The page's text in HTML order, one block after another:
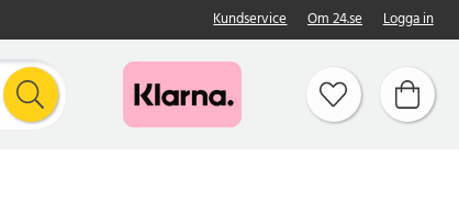
Kundservice Om 24.se Logga in